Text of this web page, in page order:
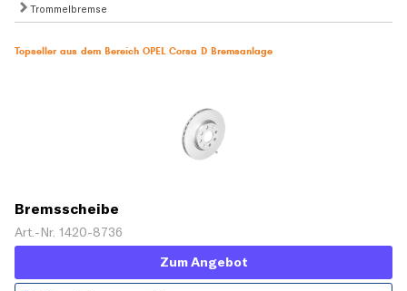
Trommelbremse
Topseller aus dem Bereich OPEL Corsa D Bremsanlage
Bremsscheibe
Art.-Nr. 1420-8736
Zum Angebot